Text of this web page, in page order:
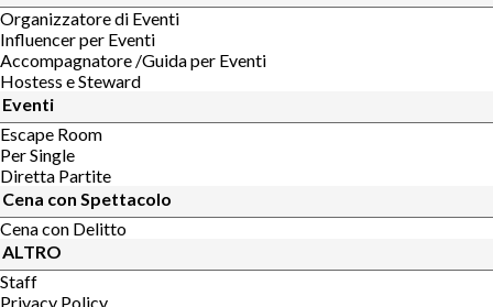
Organizzatore di Eventi
Influencer per Eventi
Accompagnatore /Guida per Eventi
Hostess e Steward
Eventi
Escape Room
Per Single
Diretta Partite
Cena con Spettacolo
Cena con Delitto
ALTRO
Staff
Privacy Policy